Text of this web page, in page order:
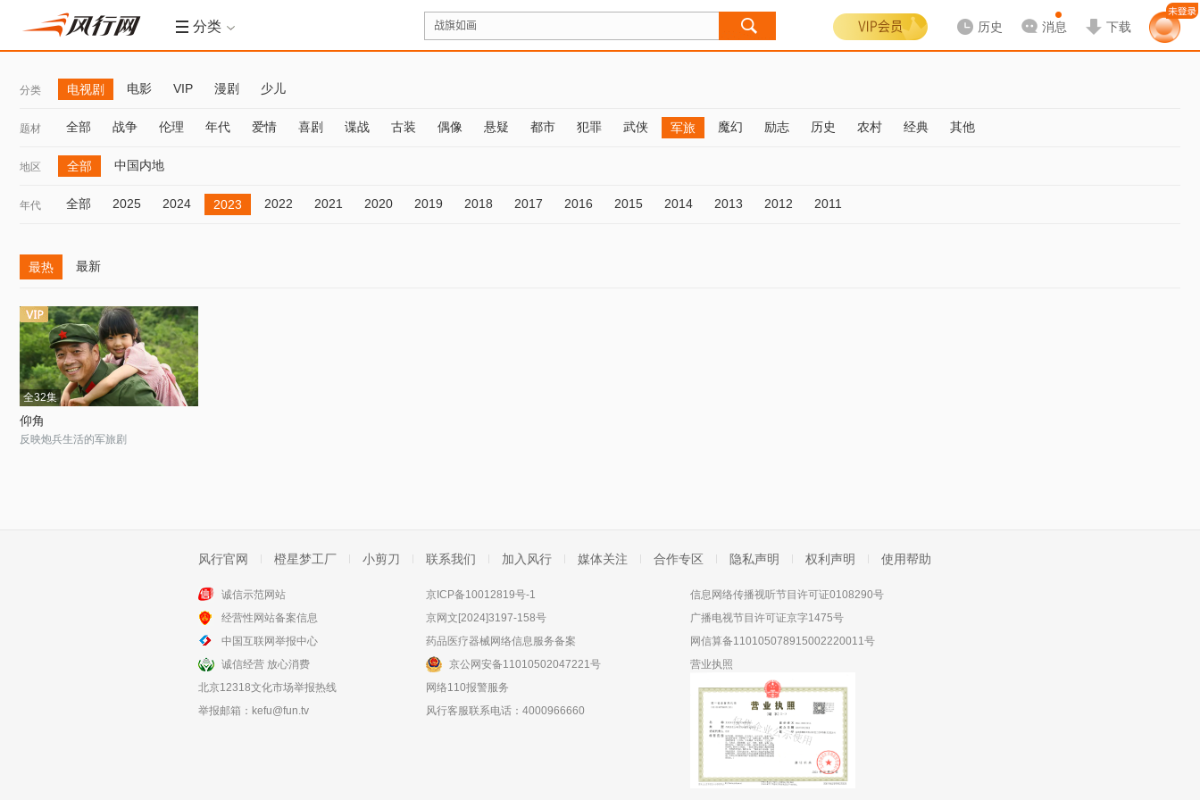
分类 历史 消息 下载
分类 电视剧 电影 VIP 漫剧 少儿
题材 全部 战争 伦理 年代 爱情 喜剧 谍战 古装 偶像 悬疑 都市 犯罪 武侠 军旅 魔幻 励志 历史 农村 经典 其他
地区 全部 中国内地
年代 全部 2025 2024 2023 2022 2021 2020 2019 2018 2017 2016 2015 2014 2013 2012 2011
最热 最新
全32集
仰角
反映炮兵生活的军旅剧
风行官网 橙星梦工厂 小剪刀 联系我们 加入风行 媒体关注 合作专区 隐私声明 权利声明 使用帮助
诚信示范网站
经营性网站备案信息
中国互联网举报中心
诚信经营 放心消费
北京12318文化市场举报热线
举报邮箱： kefu@fun.tv
京ICP备10012819号-1
京网文[2024]3197-158号
药品医疗器械网络信息服务备案
京公网安备11010502047221号
网络110报警服务
风行客服联系电话：4000966660
信息网络传播视听节目许可证0108290号
广播电视节目许可证京字1475号
网信算备110105078915002220011号
营业执照